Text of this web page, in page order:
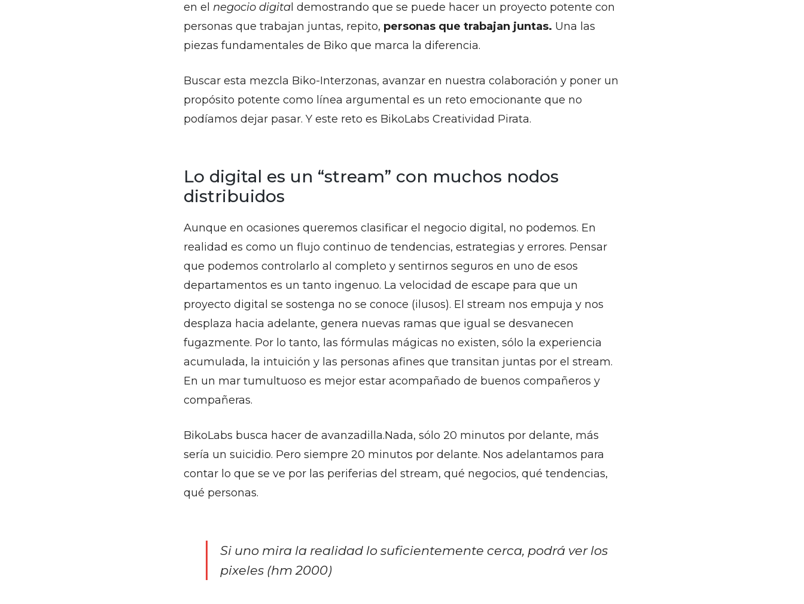
en el negocio digita l demostrando que se puede hacer un proyecto potente con
personas que trabajan juntas, repito, personas que trabajan juntas. Una las
piezas fundamentales de Biko que marca la diferencia.
Buscar esta mezcla Biko-Interzonas, avanzar en nuestra colaboración y poner un
propósito potente como línea argumental es un reto emocionante que no
podíamos dejar pasar. Y este reto es BikoLabs Creatividad Pirata.
Lo digital es un “stream” con muchos nodos
distribuidos
Aunque en ocasiones queremos clasificar el negocio digital, no podemos. En
realidad es como un flujo continuo de tendencias, estrategias y errores. Pensar
que podemos controlarlo al completo y sentirnos seguros en uno de esos
departamentos es un tanto ingenuo. La velocidad de escape para que un
proyecto digital se sostenga no se conoce (ilusos). El stream nos empuja y nos
desplaza hacia adelante, genera nuevas ramas que igual se desvanecen
fugazmente. Por lo tanto, las fórmulas mágicas no existen, sólo la experiencia
acumulada, la intuición y las personas afines que transitan juntas por el stream.
En un mar tumultuoso es mejor estar acompañado de buenos compañeros y
compañeras.
BikoLabs busca hacer de avanzadilla.Nada, sólo 20 minutos por delante, más
sería un suicidio. Pero siempre 20 minutos por delante. Nos adelantamos para
contar lo que se ve por las periferias del stream, qué negocios, qué tendencias,
qué personas.
Si uno mira la realidad lo suficientemente cerca, podrá ver los
pixeles (hm 2000)